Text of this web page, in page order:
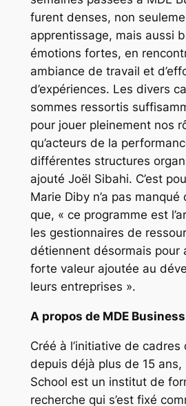
furent denses, non
apprentissage, mais aussi
émotions fortes, en
ambiance de travail et
d’expériences. Les divers
sommes ressortis
pour jouer pleinement nos
qu’acteurs de la
différentes structures
ajouté Joël Sibahi. C’est
Marie Diby n’a pas manqué
que, « ce programme est
les gestionnaires de
détiennent désormais pour
forte valeur ajoutée au
leurs entreprises ».
A propos de MDE
Créé à l’initiative de cadres
depuis déjà plus de 15 ans,
School est un institut de
recherche qui s’est fixé